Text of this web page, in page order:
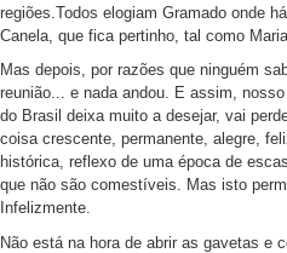
regiões.Todos elogiam Gramado onde
Canela, que fica pertinho, tal como
Mas depois, por razões que ninguém
reunião... e nada andou. E assim,
do Brasil deixa muito a desejar, vai
coisa crescente, permanente, alegre,
histórica, reflexo de uma época de
que não são comestíveis. Mas isto
Infelizmente.
Não está na hora de abrir as gavetas e